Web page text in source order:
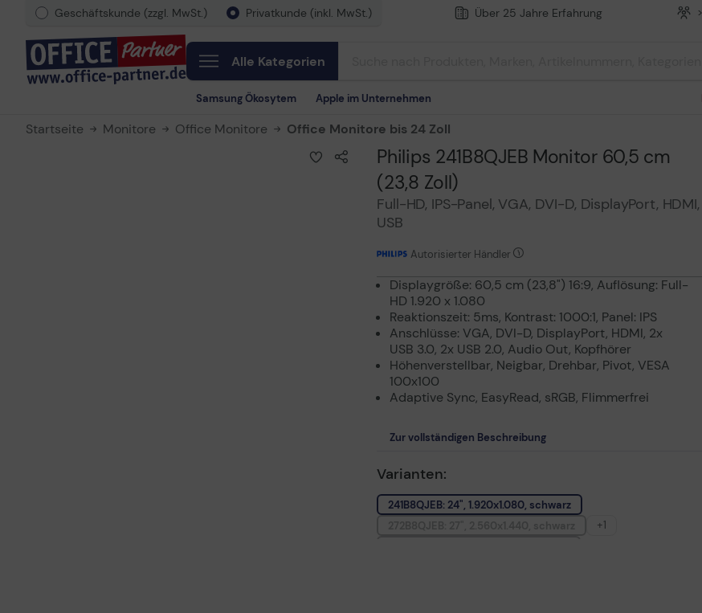
Geschäftskunde (zzgl. MwSt.) Privatkunde (inkl. MwSt.) Über 25 Jahre Erfahrung
Alle Kategorien
Samsung Ökosytem Apple im Unternehmen
Startseite Monitore Office Monitore Office Monitore bis 24 Zoll
Philips 241B8QJEB Monitor 60,5 cm
(23,8 Zoll)
Full-HD, IPS-Panel, VGA, DVI-D, DisplayPort, HDMI,
USB
Autorisierter Händler
Displaygröße: 60,5 cm (23,8") 16:9, Auflösung: Full-
HD 1.920 x 1.080
Reaktionszeit: 5ms, Kontrast: 1000:1, Panel: IPS
Anschlüsse: VGA, DVI-D, DisplayPort, HDMI, 2x
USB 3.0, 2x USB 2.0, Audio Out, Kopfhörer
Höhenverstellbar, Neigbar, Drehbar, Pivot, VESA
100x100
Adaptive Sync, EasyRead, sRGB, Flimmerfrei
Zur vollständigen Beschreibung
Varianten:
241B8QJEB: 24", 1.920x1.080, schwarz
+1